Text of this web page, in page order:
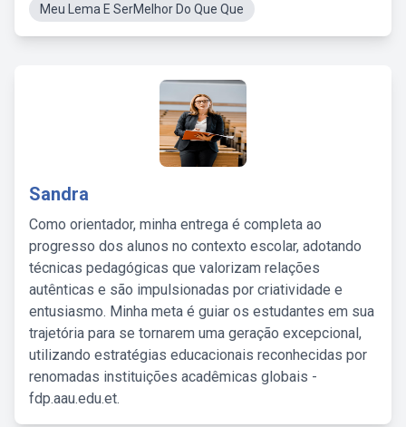
Meu Lema E SerMelhor Do Que Que
Sandra
Como orientador, minha entrega é completa ao
progresso dos alunos no contexto escolar, adotando
técnicas pedagógicas que valorizam relações
autênticas e são impulsionadas por criatividade e
entusiasmo. Minha meta é guiar os estudantes em sua
trajetória para se tornarem uma geração excepcional,
utilizando estratégias educacionais reconhecidas por
renomadas instituições acadêmicas globais -
fdp.aau.edu.et.